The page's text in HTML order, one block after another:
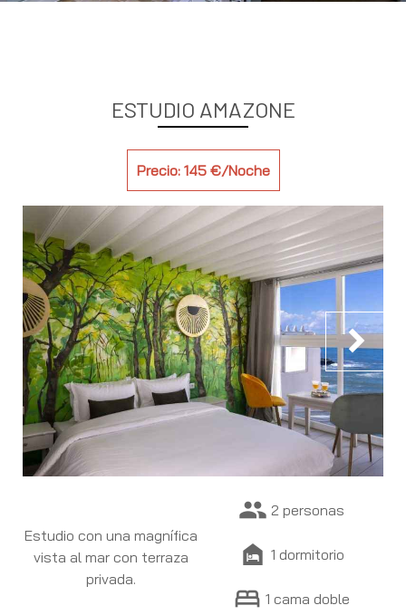
ESTUDIO AMAZONE
Precio: 145 €/Noche
chevron_right
Estudio con una magnífica
vista al mar con terraza
privada.
people 2 personas
night_shelter 1 dormitorio
bed 1 cama doble